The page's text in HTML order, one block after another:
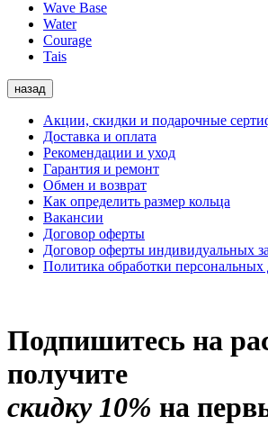
Wave Base
Water
Courage
Tais
назад
Акции, скидки и подарочные
Доставка и оплата
Рекомендации и уход
Гарантия и ремонт
Обмен и возврат
Как определить размер кольца
Вакансии
Договор оферты
Договор оферты индивидуальных
Политика обработки
Подпишитесь на
получите
скидку 10% на